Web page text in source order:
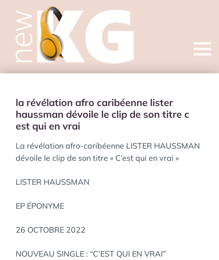
Open
la révélation afro caribéenne lister
haussman dévoile le clip de son titre c
est qui en vrai
La révélation afro-caribéenne LISTER HAUSSMAN
dévoile le clip de son titre « C’est qui en vrai »
LISTER HAUSSMAN
EP ÉPONYME
26 OCTOBRE 2022
NOUVEAU SINGLE : “C’EST QUI EN VRAI”